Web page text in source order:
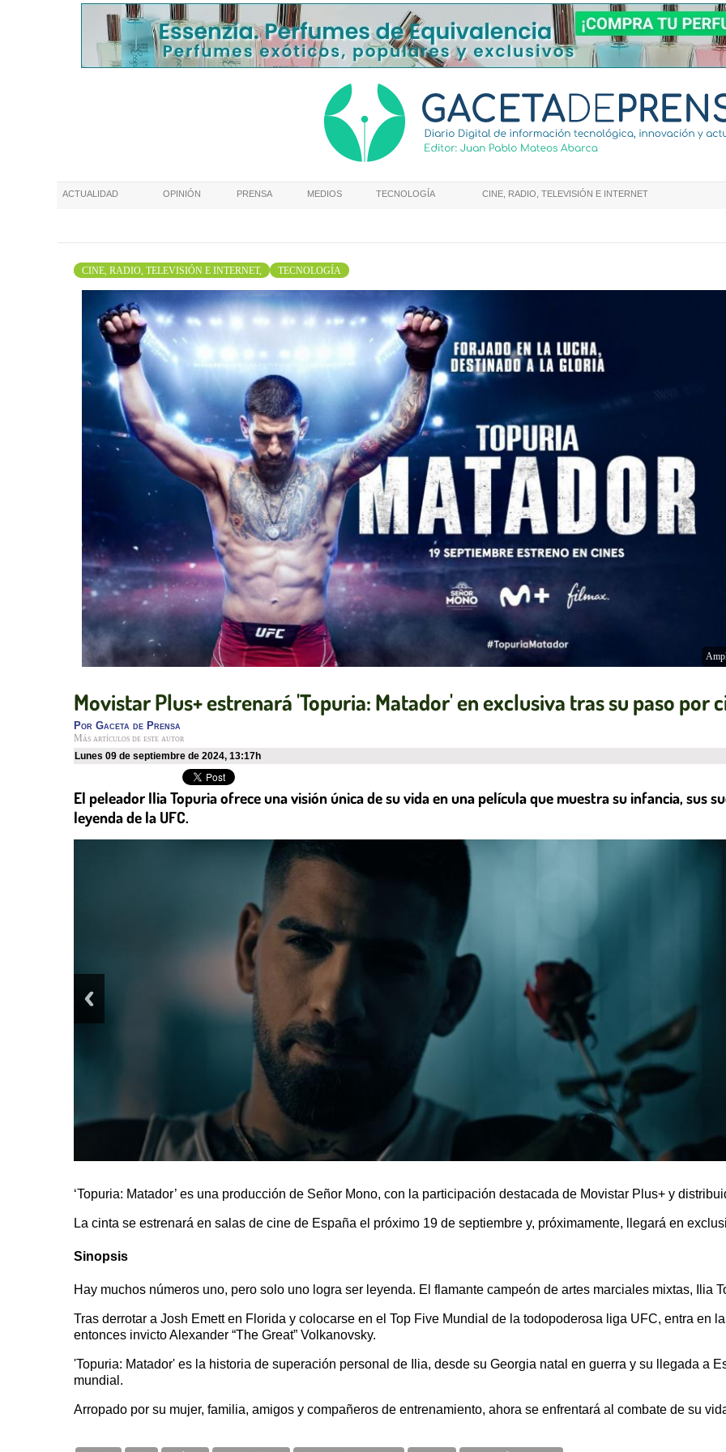
ACTUALIDAD OPINIÓN PRENSA MEDIOS TECNOLOGÍA CINE, RADIO, TELEVISIÓN E INTERNET
CINE, RADIO, TELEVISIÓN E INTERNET, TECNOLOGÍA
Movistar Plus+ estrenará 'Topuria: Matador' en exclusiva tras su paso por
Por Gaceta de Prensa
Más artículos de este autor
lunes 09 de septiembre de 2024, 13:17h
El peleador Ilia Topuria ofrece una visión única de su vida en una película que muestra su infancia, sus
leyenda de la UFC.
‘Topuria: Matador’ es una producción de Señor Mono, con la participación destacada de Movistar Plus+ y
La cinta se estrenará en salas de cine de España el próximo 19 de septiembre y, próximamente, llegará en
Sinopsis
Hay muchos números uno, pero solo uno logra ser leyenda. El flamante campeón de artes marciales mixtas, Ilia
Tras derrotar a Josh Emett en Florida y colocarse en el Top Five Mundial de la todopoderosa liga UFC, entra en
entonces invicto Alexander “The Great” Volkanovsky.
'Topuria: Matador' es la historia de superación personal de Ilia, desde su Georgia natal en guerra y su llegada a
mundial.
Arropado por su mujer, familia, amigos y compañeros de entrenamiento, ahora se enfrentará al combate de su